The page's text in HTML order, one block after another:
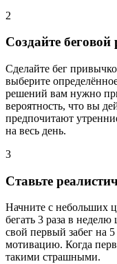
2
Создайте беговой
Сделайте бег
выберите
решений вам нужно
вероятность, что вы
предпочитают
на весь день.
3
Ставьте
Начните с небольших
бегать 3 раза в неделю
свой первый забег на
мотивацию. Когда
такими страшными.